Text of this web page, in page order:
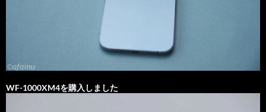
WF-1000XM4を購入しました